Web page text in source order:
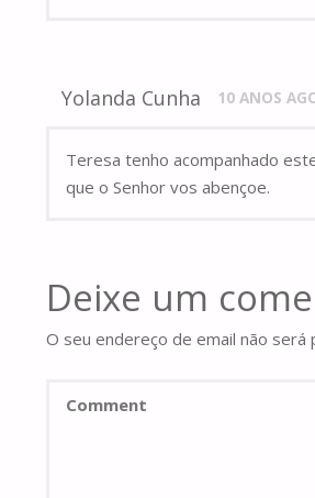
Yolanda Cunha 10 ANOS
Teresa tenho acompanhado
que o Senhor vos abençoe.
Deixe um
O seu endereço de email não será